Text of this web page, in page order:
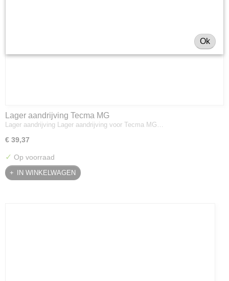
Lager aandrijving Tecma MG
Lager aandrijving Lager aandrijving voor Tecma MG…
€ 39,37
✓ Op voorraad
IN WINKELWAGEN
Ok